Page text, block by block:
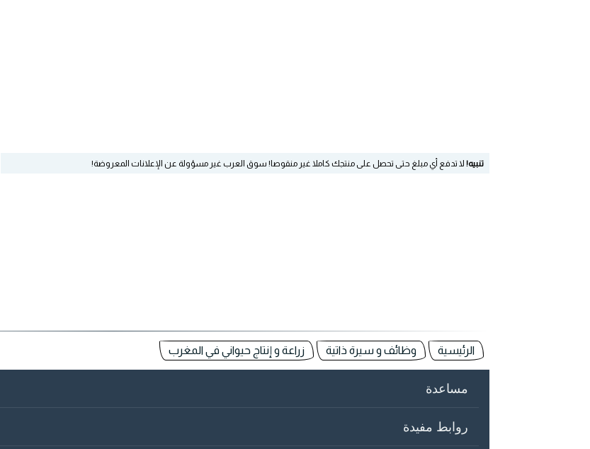
تنبيه! لا تدفع أي مبلغ حتى تحصل على منتجك كاملا غير منقوصا! سوق العرب غير مسؤولة عن الإعلانات المعروضة!
الرئيسية وظائف و سيرة ذاتية زراعة و إنتاج حيواني في المغرب
مساعدة
روابط مفيدة